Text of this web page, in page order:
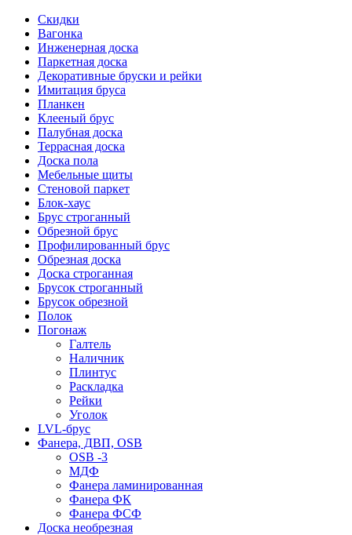
Скидки
Вагонка
Инженерная доска
Паркетная доска
Декоративные бруски и рейки
Имитация бруса
Планкен
Клееный брус
Палубная доска
Террасная доска
Доска пола
Мебельные щиты
Стеновой паркет
Блок-хаус
Брус строганный
Обрезной брус
Профилированный брус
Обрезная доска
Доска строганная
Брусок строганный
Брусок обрезной
Полок
Погонаж
Галтель
Наличник
Плинтус
Раскладка
Рейки
Уголок
LVL-брус
Фанера, ДВП, OSB
OSB -3
МДФ
Фанера ламинированная
Фанера ФК
Фанера ФСФ
Доска необрезная